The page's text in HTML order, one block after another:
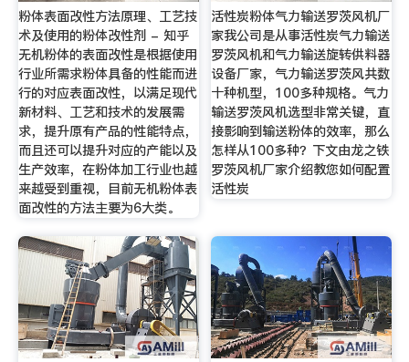
粉体表面改性方法原理、工艺技
术及使用的粉体改性剂 - 知乎
无机粉体的表面改性是根据使用
行业所需求粉体具备的性能而进
行的对应表面改性，以满足现代
新材料、工艺和技术的发展需
求，提升原有产品的性能特点，
而且还可以提升对应的产能以及
生产效率，在粉体加工行业也越
来越受到重视，目前无机粉体表
面改性的方法主要为6大类。
活性炭粉体气力输送罗茨风机厂
家我公司是从事活性炭气力输送
罗茨风机和气力输送旋转供料器
设备厂家，气力输送罗茨风共数
十种机型，100多种规格。气力
输送罗茨风机选型非常关键，直
接影响到输送粉体的效率，那么
怎样从100多种？下文由龙之铁
罗茨风机厂家介绍教您如何配置
活性炭